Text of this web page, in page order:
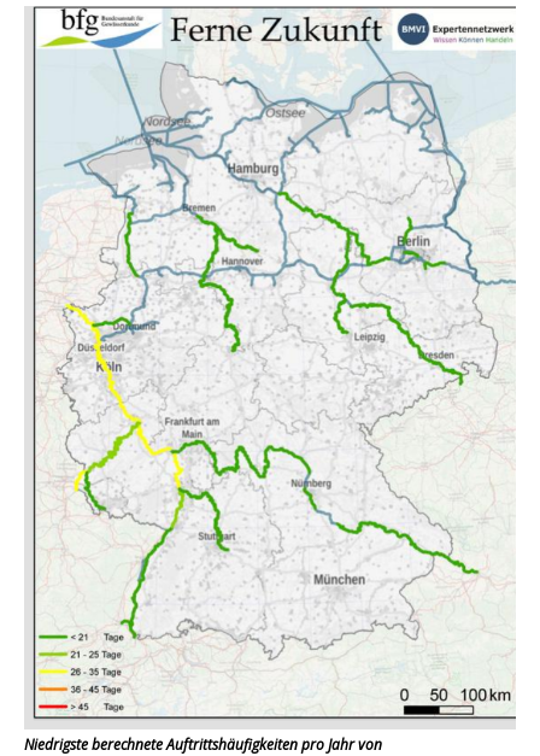
Niedrigste berechnete Auftrittshäufigkeiten pro Jahr von